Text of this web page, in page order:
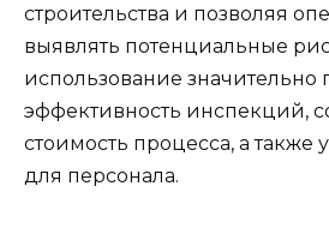
строительства и позволяя
выявлять потенциальные
использование значительно
эффективность инспекций,
стоимость процесса, а
для персонала.